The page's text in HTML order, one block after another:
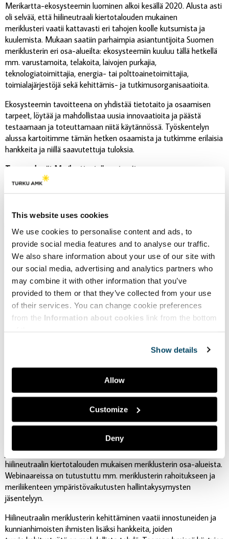
This website uses cookies
We use cookies to personalise content and ads, to
provide social media features and to analyse our traffic.
We also share information about your use of our site with
our social media, advertising and analytics partners who
may combine it with other information that you’ve
provided to them or that they’ve collected from your use
of their services. You can change cookie preferences
from the Information about cookies link from the bottom
Show details
Allow
Customize
Deny
Merikartta-ekosysteemin luominen alkoi kesällä 2020. Alusta asti
oli selvää, että hiilineutraali kiertotalouden mukainen
meriklusteri vaatii kattavasti eri tahojen koolle kutsumista ja
kuulemista. Mukaan saatiin parhaimpia asiantuntijoita Suomen
meriklusterin eri osa-alueilta: ekosysteemiin kuuluu tällä hetkellä
mm. varustamoita, telakoita, laivojen purkajia,
teknologiatoimittajia, energia- tai polttoainetoimittajia,
toimialajärjestöjä sekä kehittämis- ja tutkimusorganisaatioita.
Ekosysteemin tavoitteena on yhdistää tietotaito ja osaamisen
tarpeet, löytää ja mahdollistaa uusia innovaatioita ja päästä
testaamaan ja toteuttamaan niitä käytännössä. Työskentelyn
alussa kartoitimme tämän hetken osaamista ja tutkimme erilaisia
hankkeita ja niillä saavutettuja tuloksia.
Teemaryhmät Merikartta-työn vetureita
Tärkeä osa Merikartan työtä ovat teemaryhmät, joissa ideoidaan
hiilineutraalin meriklusterin edistämiseksi. Teemaryhmiä on neljä,
polttoaineeseen ja energiaan, modulaarisuuteen ja kestäviin
materiaaleihin sekä kestävän merenkulun operointiin.
Teemaryhmät on muodostettu Merikartta-työskentelyn alussa
järjestettyjen työpajojen pohjalta. Polttoaineet, energia,
materiaalit, modulaarisuus, kiertotalous, kestävyys ja luonnon
monimuotoisuuden suojeleminen nousivat työpajoissa esille.
Teemaryhmät kokoontuvat säännöllisesti puimaan, minkälaisia
toimenpiteitä kuhunkin teemaan liittyen pitäisi tehdä, jotta
kiertotalouden mukainen meriklusteri edistyisi.Teemaryhmät
Esimerkiksi Hyvinvoiva meri -teemaryhmässä on perehdytty
asiantuntijoiden johdolla suurimpiin globaaleihin ja paikallisiin
ympäristöhaasteisiin ja pohdittu, miten niitä voidaan käytännössä
kartoittanut, missä piilevät teeman tutkimattomat alueet ja
aloittanut näihin liittyvien demonstraatioiden suunnittelun.
Osaamisen jakaminen on tärkeää niin teemaryhmissä kuin koko
Merikartta-ekosysteemissäkin. Muutaman kuukauden välein
järjestettävät Pysy kartalla -webinaarit jakavat tietoa
hiilineutraalin kiertotalouden mukaisen meriklusterin osa-alueista.
Webinaareissa on tutustuttu mm. meriklusterin rahoitukseen ja
meriliikenteen ympäristövaikutusten hallintakysymysten
jäsentelyyn.
Hiilineutraalin meriklusterin kehittäminen vaatii innostuneiden ja
kunnianhimoisten ihmisten lisäksi hankkeita, joiden